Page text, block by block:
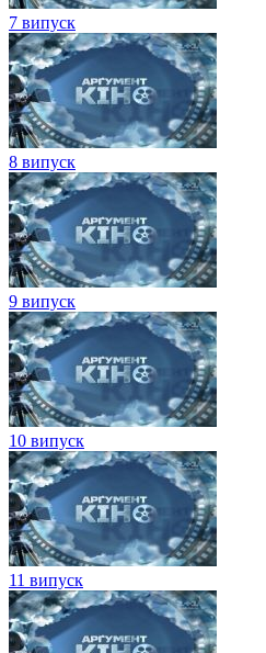
7 випуск
8 випуск
9 випуск
10 випуск
11 випуск